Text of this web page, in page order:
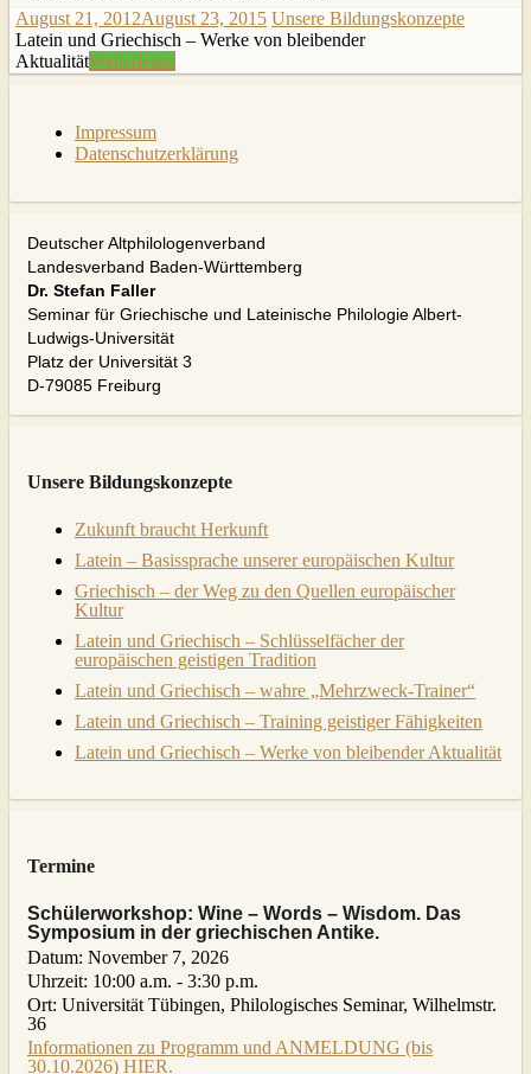
August 21, 2012August 23, 2015 Unsere Bildungskonzepte
Latein und Griechisch – Werke von bleibender
AktualitätWeiterlesen
Impressum
Datenschutzerklärung
Deutscher Altphilologenverband
Landesverband Baden-Württemberg
Dr. Stefan Faller
Seminar für Griechische und Lateinische Philologie Albert-
Ludwigs-Universität
Platz der Universität 3
D-79085 Freiburg
Unsere Bildungskonzepte
Zukunft braucht Herkunft
Latein – Basissprache unserer europäischen Kultur
Griechisch – der Weg zu den Quellen europäischer
Kultur
Latein und Griechisch – Schlüsselfächer der
europäischen geistigen Tradition
Latein und Griechisch – wahre „Mehrzweck-Trainer“
Latein und Griechisch – Training geistiger Fähigkeiten
Latein und Griechisch – Werke von bleibender Aktualität
Termine
Schülerworkshop: Wine – Words – Wisdom. Das
Symposium in der griechischen Antike.
Datum: November 7, 2026
Uhrzeit: 10:00 a.m. - 3:30 p.m.
Ort: Universität Tübingen, Philologisches Seminar, Wilhelmstr.
36
Informationen zu Programm und ANMELDUNG (bis
30.10.2026) HIER.